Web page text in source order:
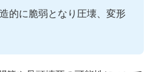
的に脆弱となり圧壊、変形